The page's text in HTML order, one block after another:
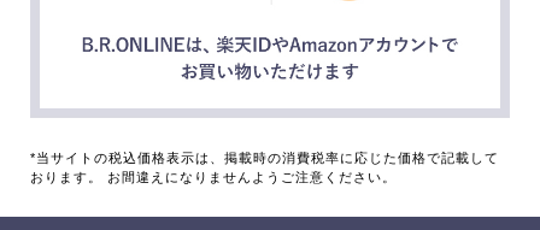
*当サイトの税込価格表示は、掲載時の消費税率に応じた価格で記載して
おります。 お間違えになりませんようご注意ください。